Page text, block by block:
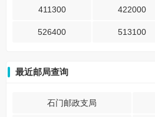
411300 422000
526400 513100
最近邮局查询
石门邮政支局